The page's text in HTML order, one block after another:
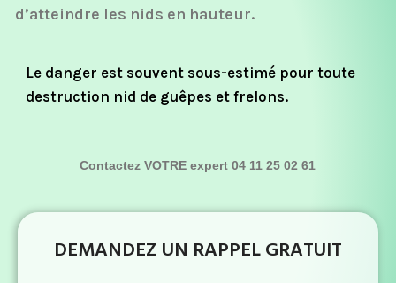
d’atteindre les nids en hauteur.
Le danger est souvent sous-estimé pour toute
destruction nid de guêpes et frelons.
Contactez VOTRE expert 04 11 25 02 61
DEMANDEZ UN RAPPEL GRATUIT